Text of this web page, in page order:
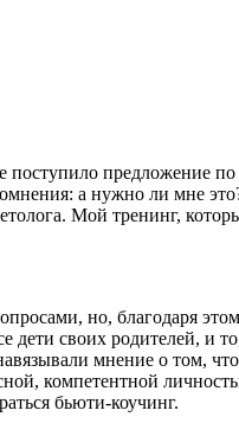
по­ступило предложение
а нужно ли мне
Мой тренинг,
но, благодаря
дети своих родителей, и
мнение о том, что
компетент­ной
бьюти-коучинг.